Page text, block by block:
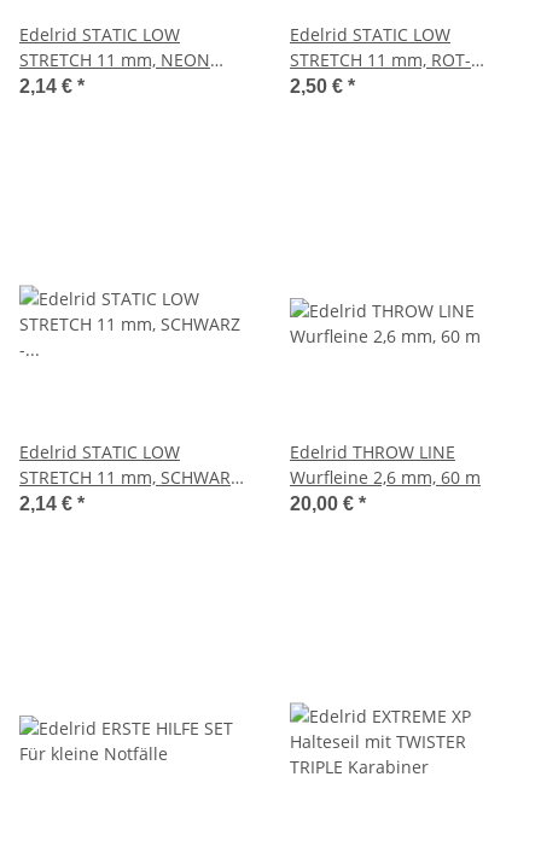
Edelrid STATIC LOW
STRETCH 11 mm, NEON
GRÜN- halbstatisches Seil
2,14 € *
Edelrid STATIC LOW
STRETCH 11 mm, ROT-
halbstatisches Seil mit
2,50 € *
Edelrid STATIC LOW
STRETCH 11 mm, SCHWARZ -
halbstatisches Seil mit
2,14 € *
Edelrid THROW LINE
Wurfleine 2,6 mm, 60 m
20,00 € *